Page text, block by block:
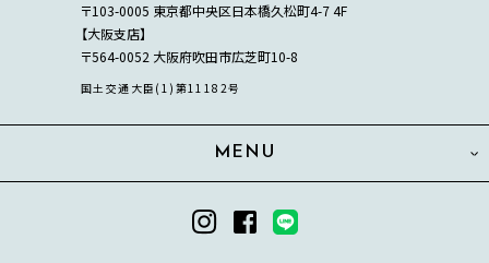
〒103-0005 東京都中央区日本橋久松町4-7 4F
【大阪支店】
〒564-0052 大阪府吹田市広芝町10-8
国土交通大臣(1)第11182号
MENU